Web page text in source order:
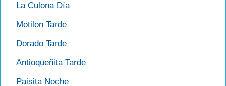
La Culona Día
Motilon Tarde
Dorado Tarde
Antioqueñita Tarde
Paisita Noche